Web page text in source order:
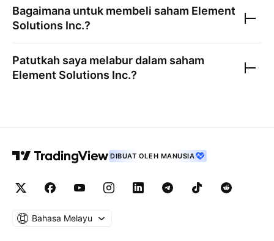
Bagaimana untuk membeli saham Element
Solutions Inc.?
Patutkah saya melabur dalam saham
Element Solutions Inc.?
DIBUAT OLEH MANUSIA
Bahasa Melayu